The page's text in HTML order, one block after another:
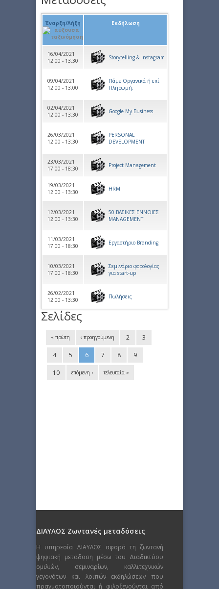
Έναρξη/Λήξη Εκδήλωση
16/04/2021
12:00 - 13:30
Storytelling & Instagram
09/04/2021
12:00 - 13:00
Πάμε Οργανικά ή επί
Πληρωμή;
02/04/2021
12:00 - 13:30
Google My Business
26/03/2021
12:00 - 13:30
PERSONAL
DEVELOPMENT
23/03/2021
17:00 - 18:30
Project Management
19/03/2021
12:00 - 13:30
HRM
12/03/2021
12:00 - 13:30
50 ΒΑΣΙΚΕΣ ΕΝΝΟΙΕΣ
MANAGEMENT
11/03/2021
17:00 - 18:30
Εργαστήριο Branding
10/03/2021
17:00 - 18:30
Σεμινάριο φορολογίας
για start-up
26/02/2021
12:00 - 13:30
Πωλήσεις
Σελίδες
« πρώτη ‹ προηγούμενη 2 3
4 5 6 7 8 9
10 επόμενη › τελευταία »
ΔΙΑΥΛΟΣ Ζωντανές μεταδόσεις
Η υπηρεσία ΔΙΑΥΛΟΣ αφορά τη ζωντανή
ψηφιακή μετάδοση μέσω του Διαδικτύου
ομιλιών, σεμιναρίων, καλλιτεχνικών
γεγονότων και λοιπών εκδηλώσεων που
πραγματοποιούνται ή φιλοξενούνται από